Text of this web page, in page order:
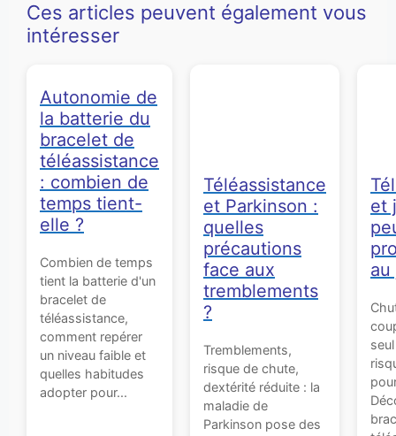
Ces articles peuvent également vous
intéresser
Autonomie de
la batterie du
bracelet de
téléassistance
: combien de
temps tient-
elle ?
Combien de temps
tient la batterie d'un
bracelet de
téléassistance,
comment repérer
un niveau faible et
quelles habitudes
adopter pour...
Téléassistance
et Parkinson :
quelles
précautions
face aux
tremblements
?
Tremblements,
risque de chute,
dextérité réduite : la
maladie de
Parkinson pose des
et
au